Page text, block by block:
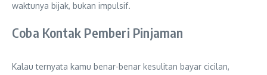
waktunya bijak, bukan impulsif.
Coba Kontak Pemberi Pinjaman
Kalau ternyata kamu benar-benar kesulitan bayar cicilan,